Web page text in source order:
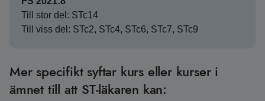
Till stor del: STc14
Till viss del: STc2, STc4, STc6, STc7, STc9
Mer specifikt syftar kurs eller kurser i
ämnet till att ST-läkaren kan: